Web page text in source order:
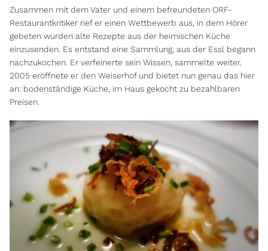
Zusammen mit dem Vater und einem befreundeten ORF-
Restaurantkritiker rief er einen Wettbewerb aus, in dem Hörer
gebeten wurden alte Rezepte aus der heimischen Küche
einzusenden. Es entstand eine Sammlung, aus der Essl begann
nachzukochen. Er verfeinerte sein Wissen, sammelte weiter.
2005 eröffnete er den Weiserhof und bietet nun genau das hier
an: bodenständige Küche, im Haus gekocht zu bezahlbaren
Preisen.